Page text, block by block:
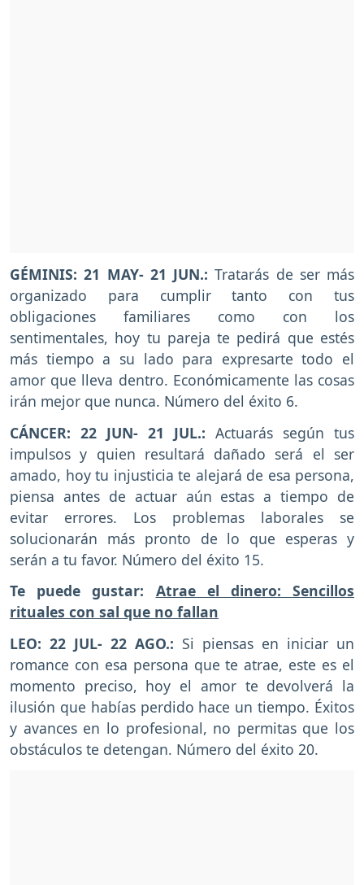
GÉMINIS: 21 MAY- 21 JUN.:Tratarás de ser más
organizado para cumplir tanto con tus
obligaciones familiares como con los
sentimentales, hoy tu pareja te pedirá que estés
más tiempo a su lado para expresarte todo el
amor que lleva dentro. Económicamente las cosas
irán mejor que nunca. Número del éxito 6.
CÁNCER: 22 JUN- 21 JUL.: Actuarás según tus
impulsos y quien resultará dañado será el ser
amado, hoy tu injusticia te alejará de esa persona,
piensa antes de actuar aún estas a tiempo de
evitar errores. Los problemas laborales se
solucionarán más pronto de lo que esperas y
serán a tu favor. Número del éxito 15.
Te puede gustar: Atrae el dinero: Sencillos
rituales con sal que no fallan
LEO: 22 JUL- 22 AGO.: Si piensas en iniciar un
romance con esa persona que te atrae, este es el
momento preciso, hoy el amor te devolverá la
ilusión que habías perdido hace un tiempo. Éxitos
y avances en lo profesional, no permitas que los
obstáculos te detengan. Número del éxito 20.